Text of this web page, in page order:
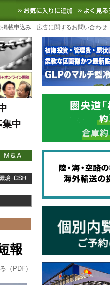
内外の最新の物流ニュース
お気に入
掲載申込み 広告に関するお問い合わせ
中
報
（PDF）